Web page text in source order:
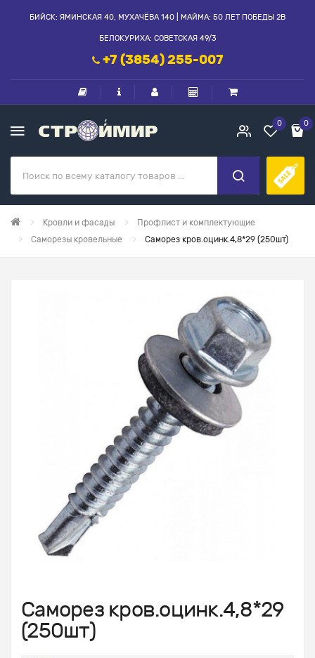
БИЙСК: ЯМИНСКАЯ 40, МУХАЧЁВА 140 | МАЙМА: 50 ЛЕТ ПОБЕДЫ 2В
БЕЛОКУРИХА: СОВЕТСКАЯ 49/3
+7 (3854) 255-007
0 0
Кровли и фасады
Профлист и комплектующие
Саморезы кровельные
Саморез кров.оцинк.4,8*29 (250шт)
Саморез кров.оцинк.4,8*29
(250шт)